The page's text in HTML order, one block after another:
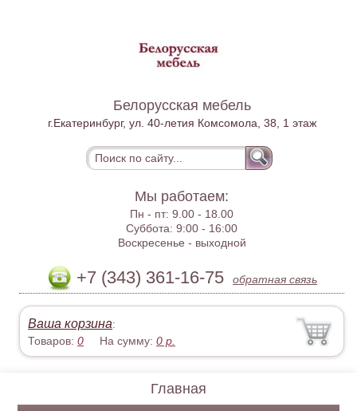
Белорусская мебель
г.Екатеринбург, ул. 40-летия Комсомола, 38, 1 этаж
Мы работаем:
Пн - пт:9.00 - 18.00
Суббота:9:00 - 16:00
Воскресенье - выходной
+7 (343) 361-16-75 обратная связь
Ваша корзина:
Товаров:0 На сумму:0 р.
Главная